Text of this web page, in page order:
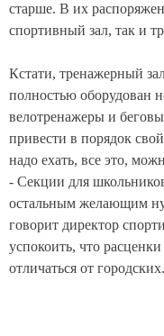
старше. В их
спортивный зал, так и
Кстати, тренажерный
полностью оборудован
велотренажеры и
привести в порядок
надо ехать, все это,
- Секции для
остальным желающим
говорит директор
успокоить, что
отличаться от городских.